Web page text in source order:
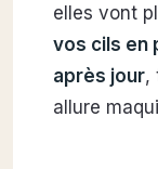
elles vont
vos cils en
après jour,
allure